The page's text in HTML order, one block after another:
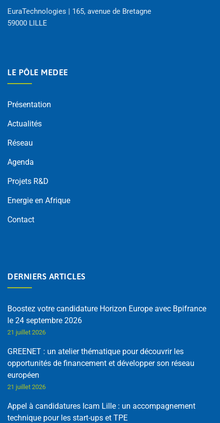
EuraTechnologies | 165, avenue de Bretagne
59000 LILLE
LE PÔLE MEDEE
Présentation
Actualités
Réseau
Agenda
Projets R&D
Energie en Afrique
Contact
DERNIERS ARTICLES
Boostez votre candidature Horizon Europe avec Bpifrance
le 24 septembre 2026
21 juillet 2026
GREENET : un atelier thématique pour découvrir les
opportunités de financement et développer son réseau
européen
21 juillet 2026
Appel à candidatures Icam Lille : un accompagnement
technique pour les start-ups et TPE